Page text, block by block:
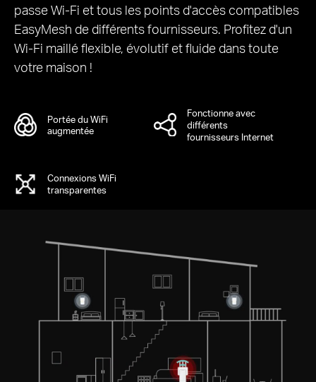
passe Wi-Fi et tous les points d'accès compatibles
EasyMesh de différents fournisseurs. Profitez d'un
Wi-Fi maillé flexible, évolutif et fluide dans toute
votre maison !
Portée du WiFi
augmentée
Fonctionne avec
différents
fournisseurs Internet
Connexions WiFi
transparentes